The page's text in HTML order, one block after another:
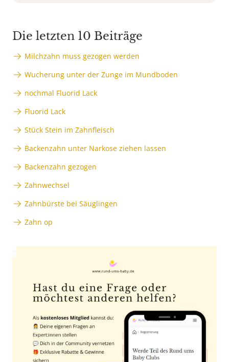
Die letzten 10 Beiträge
Milchzahn muss gezogen werden
Wucherung unter der Zunge im Mundboden
nochmal Fluorid Lack
Fluorid Lack
Stück Stein im Zahnfleisch
Backenzahn unter Narkose ziehen lassen
Backenzahn gezogen
Zahnwechsel
Zahnbürste bei Säuglingen
Zahn op